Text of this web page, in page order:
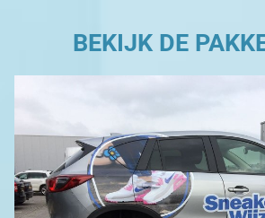
BEKIJK DE